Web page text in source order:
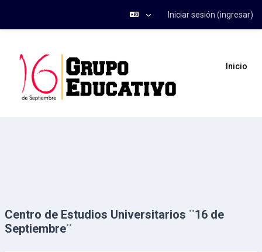
Iniciar sesión (ingresar)
Inicio
Centro de Estudios Universitarios ¨16 de
Septiembre¨